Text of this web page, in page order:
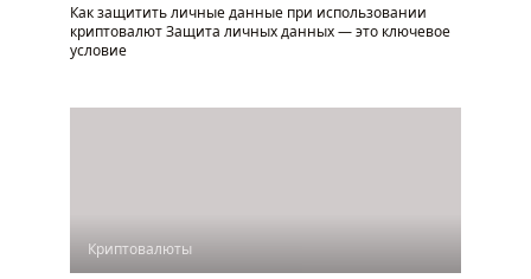
Как защитить личные данные при использовании
криптовалют Защита личных данных — это ключевое
условие
Криптовалюты